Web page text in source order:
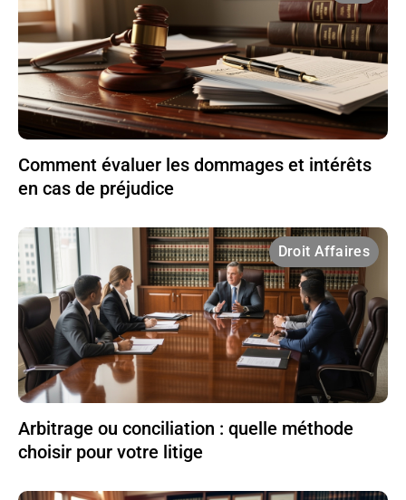
Comment évaluer les dommages et intérêts
en cas de préjudice
Droit Affaires
Arbitrage ou conciliation : quelle méthode
choisir pour votre litige